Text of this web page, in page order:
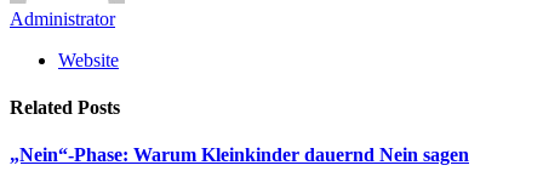
Administrator
Website
Related Posts
„Nein“-Phase: Warum Kleinkinder dauernd Nein sagen